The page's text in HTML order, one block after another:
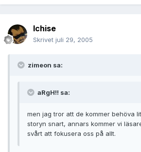
Ichise
Skrivet juli 29, 2005
zimeon sa:
aRgH!! sa:
men jag tror att de kommer behöva
storyn snart, annars kommer vi
svårt att fokusera oss på allt.